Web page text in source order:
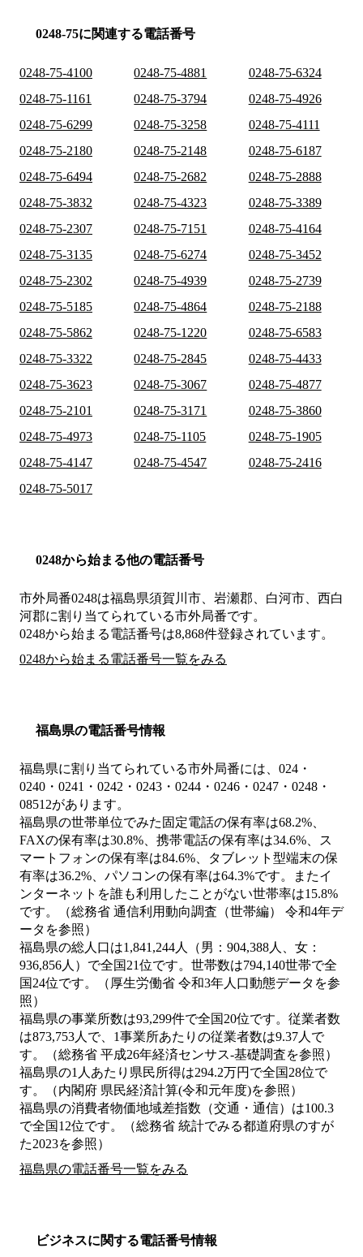
0248-75に関連する電話番号
0248-75-4100 0248-75-4881
0248-75-6324
0248-75-1161
0248-75-3794
0248-75-4926
0248-75-6299
0248-75-3258
0248-75-4111
0248-75-2180
0248-75-2148
0248-75-6187
0248-75-6494
0248-75-2682
0248-75-2888
0248-75-3832
0248-75-4323
0248-75-3389
0248-75-2307
0248-75-7151
0248-75-4164
0248-75-3135
0248-75-6274
0248-75-3452
0248-75-2302
0248-75-4939
0248-75-2739
0248-75-5185
0248-75-4864
0248-75-2188
0248-75-5862
0248-75-1220
0248-75-6583
0248-75-3322
0248-75-2845
0248-75-4433
0248-75-3623
0248-75-3067
0248-75-4877
0248-75-2101
0248-75-3171
0248-75-3860
0248-75-4973
0248-75-1105
0248-75-1905
0248-75-4147
0248-75-4547
0248-75-2416
0248-75-5017
0248から始まる他の電話番号
市外局番0248は福島県須賀川市、岩瀬郡、白河市、西白
河郡に割り当てられている市外局番です。
0248から始まる電話番号は8,868件登録されています。
0248から始まる電話番号一覧をみる
福島県の電話番号情報
福島県に割り当てられている市外局番には、024・
0240・0241・0242・0243・0244・0246・0247・0248・
08512があります。
福島県の世帯単位でみた固定電話の保有率は68.2%、
FAXの保有率は30.8%、携帯電話の保有率は34.6%、ス
マートフォンの保有率は84.6%、タブレット型端末の保
有率は36.2%、パソコンの保有率は64.3%です。またイ
ンターネットを誰も利用したことがない世帯率は15.8%
です。（総務省 通信利用動向調査（世帯編） 令和4年デ
ータを参照）
福島県の総人口は1,841,244人（男：904,388人、女：
936,856人）で全国21位です。世帯数は794,140世帯で全
国24位です。（厚生労働省 令和3年人口動態データを参
照）
福島県の事業所数は93,299件で全国20位です。従業者数
は873,753人で、1事業所あたりの従業者数は9.37人で
す。（総務省 平成26年経済センサス‐基礎調査を参照）
福島県の1人あたり県民所得は294.2万円で全国28位で
す。（内閣府 県民経済計算(令和元年度)を参照）
福島県の消費者物価地域差指数（交通・通信）は100.3
で全国12位です。（総務省 統計でみる都道府県のすが
た2023を参照）
福島県の電話番号一覧をみる
ビジネスに関する電話番号情報